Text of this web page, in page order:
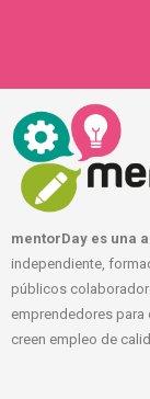
mentorDay es una
independiente,
públicos
emprendedores para
creen empleo de